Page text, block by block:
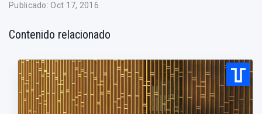
Publicado: Oct 17, 2016
Contenido relacionado